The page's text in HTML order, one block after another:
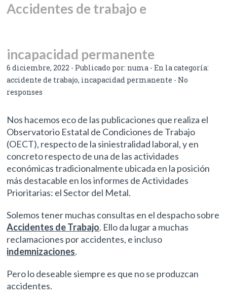
Accidentes de trabajo e
incapacidad permanente
6 diciembre, 2022 - Publicado por: numa - En la categoría:
accidente de trabajo, incapacidad permanente - No
responses
Nos hacemos eco de las publicaciones que realiza el
Observatorio Estatal de Condiciones de Trabajo
(OECT), respecto de la siniestralidad laboral, y en
concreto respecto de una de las actividades
económicas tradicionalmente ubicada en la posición
más destacable en los informes de Actividades
Prioritarias: el Sector del Metal.
Solemos tener muchas consultas en el despacho sobre
Accidentes de Trabajo. Ello da lugar a muchas
reclamaciones por accidentes, e incluso
indemnizaciones.
Pero lo deseable siempre es que no se produzcan
accidentes.